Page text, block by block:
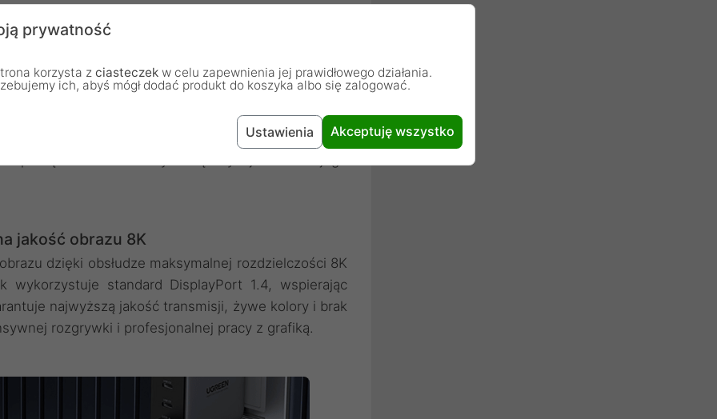
/ USB-C do USB-C 8K
Ugreen, model 65878, który pozwala na wygodne
ekranie. To idealne rozwiązanie dla graczy,
oraz maksymalną wydajność swojego
jakość obrazu 8K
dzięki obsłudze maksymalnej rozdzielczości 8K
wykorzystuje standard DisplayPort 1.4, wspierając
najwyższą jakość transmisji, żywe kolory i brak
rozgrywki i profesjonalnej pracy z grafiką.
prywatność
korzysta z ciasteczek w celu zapewnienia jej prawidłowego działania.
ich, abyś mógł dodać produkt do koszyka albo się zalogować.
Ustawienia Akceptuję wszystko